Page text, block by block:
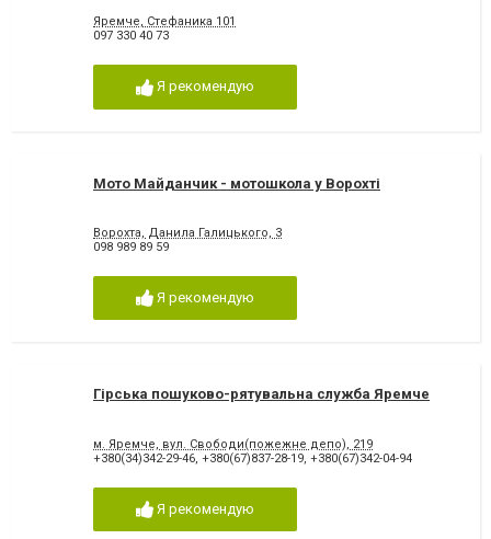
Яремче, Стефаника 101
097 330 40 73
Я рекомендую
Мото Майданчик - мотошкола у Ворохті
Ворохта, Данила Галицького, 3
098 989 89 59
Я рекомендую
Гірська пошуково-рятувальна служба Яремче
м. Яремче, вул. Свободи(пожежне депо), 219
+380(34)342-29-46 +380(67)837-28-19 +380(67)342-04-94
Я рекомендую